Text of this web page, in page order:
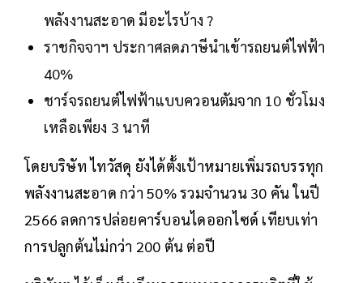
พลังงานสะอาด มีอะไรบ้าง ?
ราชกิจจาฯ ประกาศลดภาษีนำเข้ารถยนต์ไฟฟ้า
40%
ชาร์จรถยนต์ไฟฟ้าแบบควอนตัมจาก 10 ชั่วโมง
เหลือเพียง 3 นาที
โดยบริษัท ไทวัสดุ ยังได้ตั้งเป้าหมายเพิ่มรถบรรทุก
พลังงานสะอาด กว่า 50% รวมจำนวน 30 คัน ในปี
2566 ลดการปล่อยคาร์บอนไดออกไซด์ เทียบเท่า
การปลูกต้นไม่กว่า 200 ต้น ต่อปี